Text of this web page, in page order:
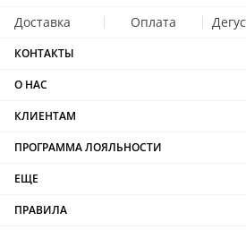
Доставка Оплата
КОНТАКТЫ
О НАС
КЛИЕНТАМ
ПРОГРАММА ЛОЯЛЬНОСТИ
ЕЩЕ
ПРАВИЛА